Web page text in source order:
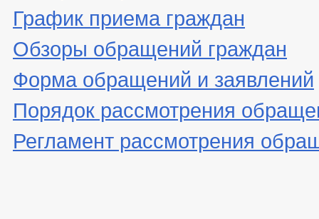
График приема граждан
Обзоры обращений граждан
Форма обращений и заявлений
Порядок рассмотрения
Регламент рассмотрения